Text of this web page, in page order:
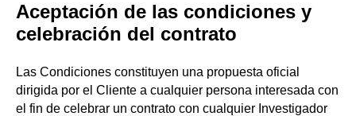
Aceptación de las condiciones y
celebración del contrato
Las Condiciones constituyen una propuesta oficial
dirigida por el Cliente a cualquier persona interesada con
el fin de celebrar un contrato con cualquier Investigador